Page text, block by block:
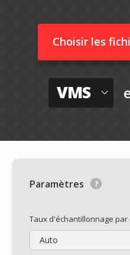
Choisir les
VMS
Paramètres
Taux d'échantillonnage par
Auto